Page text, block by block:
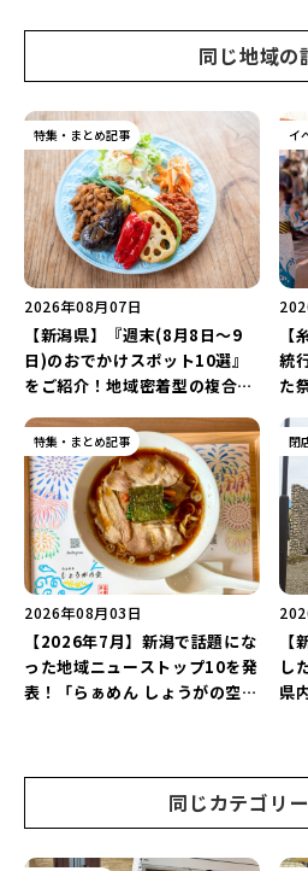
同じ地域の
特集・まとめ記事
2026年08月07日
【新潟県】『週末(8月8日～9
日)のおでかけスポット10選』
をご紹介！地域密着型の複合施
ナ丸大新潟のサマーフェスタ
2026」がおすすめ♪
イ
統
た
を
特集・まとめ記事
2026年08月03日
【2026年7月】新潟で話題にな
った地域ニューストップ10を発
表！「らぁめん しょうがの空」
閉
し
県
同じカテゴリ